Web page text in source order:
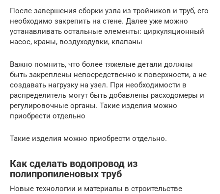
После завершения сборки узла из тройников и труб, его
необходимо закрепить на стене. Далее уже можно
устанавливать остальные элементы: циркуляционный
насос, краны, воздуходувки, клапаны
Важно помнить, что более тяжелые детали должны
быть закреплены непосредственно к поверхности, а не
создавать нагрузку на узел. При необходимости в
распределитель могут быть добавлены расходомеры и
регулировочные органы. Такие изделия можно
приобрести отдельно
Такие изделия можно приобрести отдельно.
Как сделать водопровод из
полипропиленовых труб
Новые технологии и материалы в строительстве